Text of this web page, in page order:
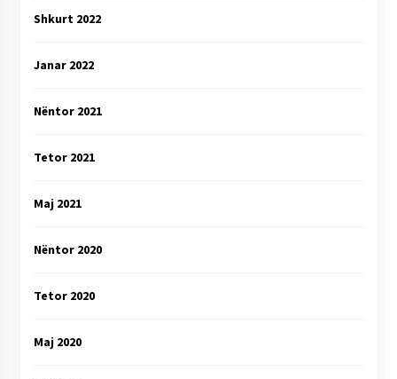
Shkurt 2022
Janar 2022
Nëntor 2021
Tetor 2021
Maj 2021
Nëntor 2020
Tetor 2020
Maj 2020